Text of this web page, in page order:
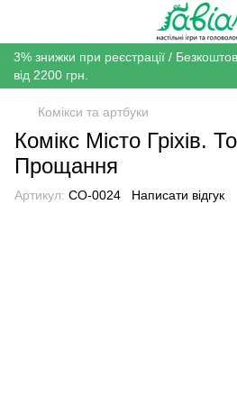
3% знижки при реєстрації /
від 2200 грн.
Комікси та артбуки
Комікс Місто Гріхів.
Прощання
Артикул: CO-0024 Написати відгук